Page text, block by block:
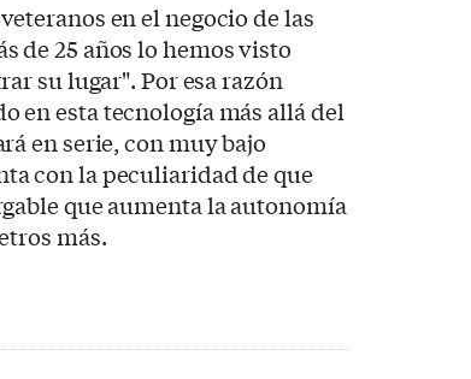
en el negocio de las
de 25 años lo hemos visto
su lugar". Por esa razón
en esta tecnología más allá del
en serie, con muy bajo
con la peculiaridad de que
que aumenta la autonomía
más.